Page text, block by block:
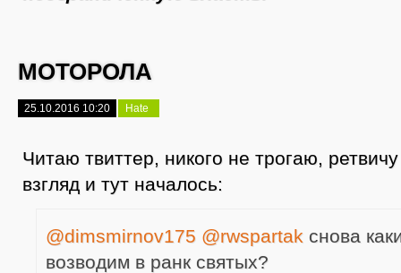
МОТОРОЛА
25.10.2016 10:20 Hate
Читаю твиттер, никого не трогаю,
взгляд и тут началось:
@dimsmirnov175 @rwspartak снова
возводим в ранк святых?